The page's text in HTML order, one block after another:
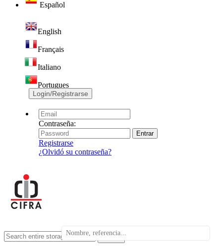
Español
English
Français
Italiano
Portugues
Login/Registrarse
Contraseña:
Registrarse
¿Olvidó su contraseña?
search